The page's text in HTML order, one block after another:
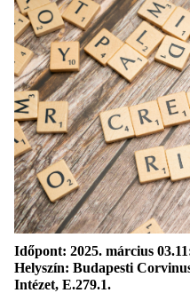
Időpont: 2025. március 03.
Helyszín: Budapesti
Intézet, E.279.1.